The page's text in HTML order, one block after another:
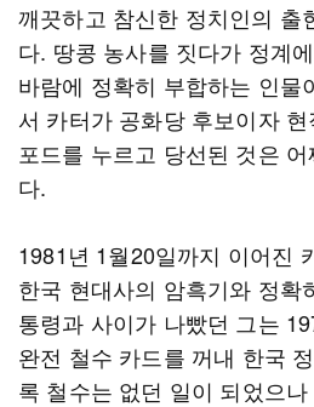
깨끗하고 참신한 정치인의 출
다. 땅콩 농사를 짓다가 정계
바람에 정확히 부합하는 인물
서 카터가 공화당 후보이자
포드를 누르고 당선된 것은
다.
1981년 1월20일까지 이어진
한국 현대사의 암흑기와 정확
통령과 사이가 나빴던 그는
완전 철수 카드를 꺼내 한국
록 철수는 없던 일이 되었으